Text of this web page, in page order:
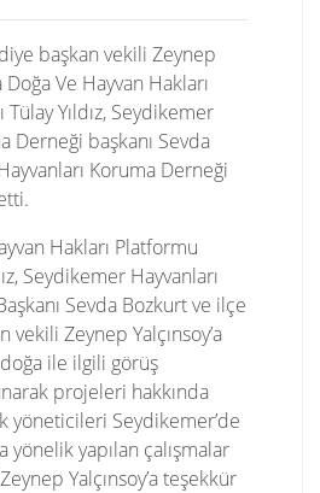
başkan vekili Zeynep
Doğa Ve Hayvan Hakları
Yıldız, Seydikemer
Derneği başkanı Sevda
Koruma Derneği
Hakları Platformu
Seydikemer Hayvanları
Sevda Bozkurt ve ilçe
Zeynep Yalçınsoy’a
ile ilgili görüş
projeleri hakkında
yöneticileri Seydikemer’de
yönelik yapılan çalışmalar
Yalçınsoy’a teşekkür